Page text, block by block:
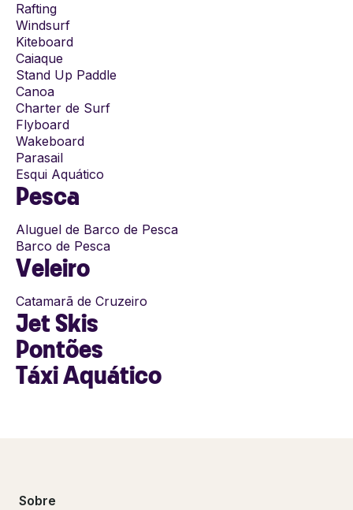
Rafting
Windsurf
Kiteboard
Caiaque
Stand Up Paddle
Canoa
Charter de Surf
Flyboard
Wakeboard
Parasail
Esqui Aquático
Pesca
Aluguel de Barco de Pesca
Barco de Pesca
Veleiro
Catamarã de Cruzeiro
Jet Skis
Pontões
Táxi Aquático
Sobre